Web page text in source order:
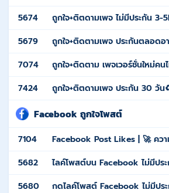
5674 ถูกใจ+ติตดามเพจ ไม่มีประกัน 3-
5679
ถูกใจ+ติดตามเพจ ประกันตลอดอ
7074
ถูกใจ+ติดตาม เพจเวอร์ชั่นใหม่ค
7424
ถูกใจ+ติตดามเพจ ประกัน 30 วัน
Facebook ถูกใจโพสต์
7104 Facebook Post Likes | 🚀 ควา
5682
ไลค์โพสต์บน Facebook ไม่มีปร
5680
กดไลค์โพสต์ Facebook ไม่มีปร